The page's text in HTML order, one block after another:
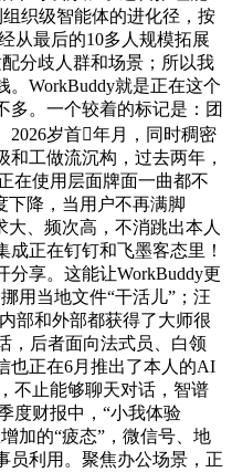
织级智能体的进化径，按
从最后的10多人规模拓展
分歧人群和场景；所以我
。WorkBuddy就是正在这个
多。一个较着的标记是：团
2026岁首年月，同时稠密
工做流沉构，过去两年，
在使用层面牌面一曲都不
下降，当用户不再满脚
大、频次高，不消跳出本人
成正在钉钉和飞墨客态里！
享。这能让WorkBuddy更
用当地文件“干活儿”；汪
部和外部都获得了大师很
，后者面向法式员、白领
也正在6月推出了本人的AI
不止能够聊天对话，智谱
度财报中，“小我体验
加的“疲态”，微信号、地
员利用。聚焦办公场景，正